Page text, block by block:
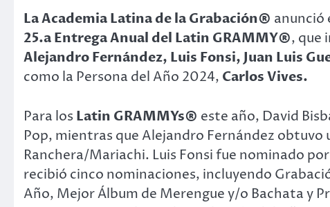
La Academia Latina de la Grabación® anunció
25.a Entrega Anual del Latin GRAMMY®, que
Alejandro Fernández, Luis Fonsi, Juan Luis
como la Persona del Año 2024, Carlos Vives.
Para los Latin GRAMMYs® este año, David
Pop, mientras que Alejandro Fernández
Ranchera/Mariachi. Luis Fonsi fue nominado
recibió cinco nominaciones, incluyendo
Año, Mejor Álbum de Merengue y/o Bachata y